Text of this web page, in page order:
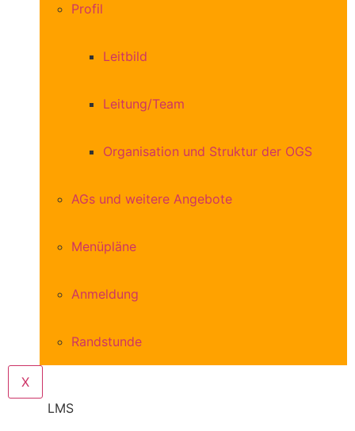
Profil
Leitbild
Leitung/Team
Organisation und Struktur der OGS
AGs und weitere Angebote
Menüpläne
Anmeldung
Randstunde
X
LMS